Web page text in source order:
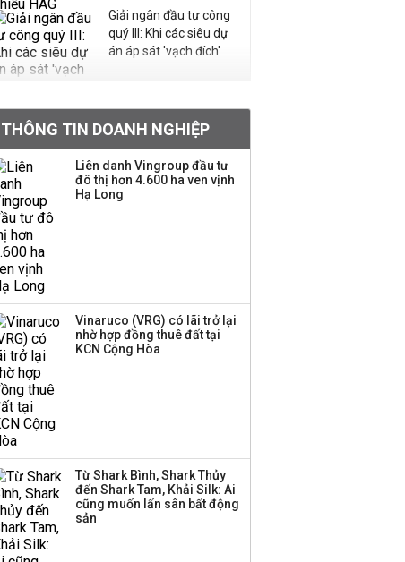
Giải ngân đầu tư công
quý III: Khi các siêu dự
án áp sát 'vạch đích'
triển quỹ hưu trí: Từ tiết
kiệm gia đình thành
nguồn cấp vốn dài hạn
và kinh nghiệm từ
Malaysia
Iran xem xét cấm tàu
VPBankS xin từ nhiệm
THÔNG TIN DOANH NGHIỆP
Liên danh Vingroup đầu tư
đô thị hơn 4.600 ha ven vịnh
Hạ Long
Vinaruco (VRG) có lãi trở lại
nhờ hợp đồng thuê đất tại
KCN Cộng Hòa
Từ Shark Bình, Shark Thủy
đến Shark Tam, Khải Silk: Ai
cũng muốn lấn sân bất động
sản